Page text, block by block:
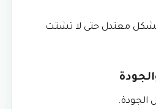
بشكل معتدل حتى لا تشتت
الجودة.